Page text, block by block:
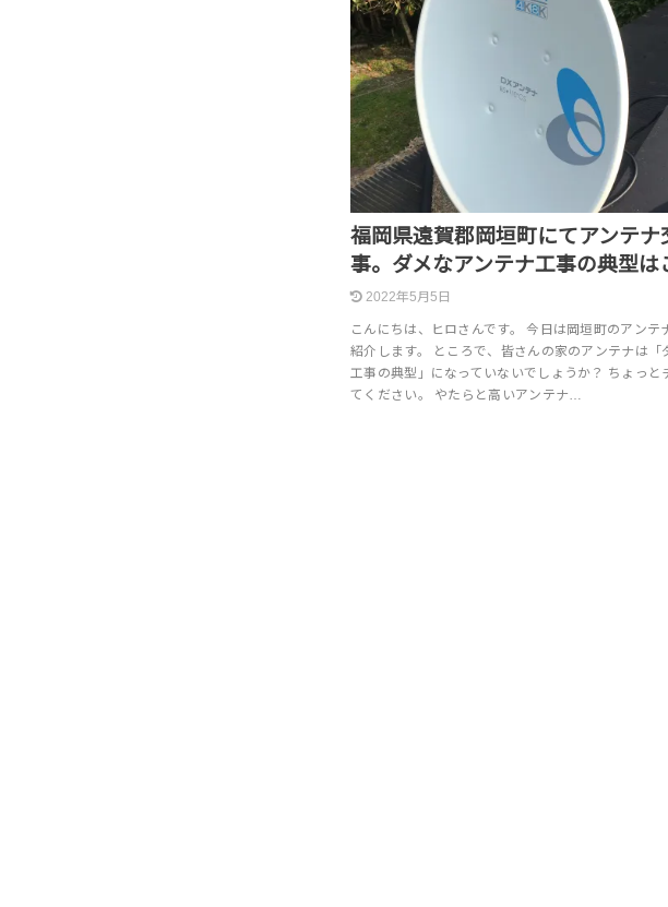
福岡県遠賀郡岡垣町にてアンテナ
事。ダメなアンテナ工事の典型は
2022年5月5日
こんにちは、ヒロさんです。 今日は岡垣町のアンテ
紹介します。 ところで、皆さんの家のアンテナは「
工事の典型」になっていないでしょうか？ ちょっと
てください。 やたらと高いアンテナ…